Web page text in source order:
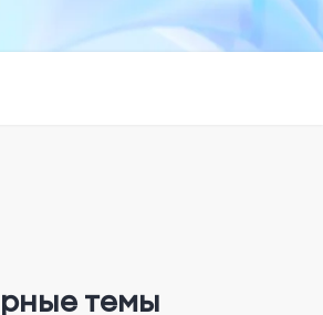
темы